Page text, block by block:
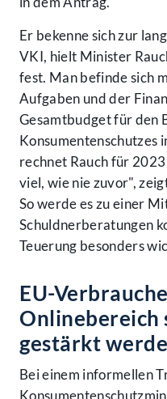
Er bekenne sich zur
VKI, hielt Minister
fest. Man befinde sich
Aufgaben und der
Gesamtbudget für den
Konsumentenschutzes
rechnet Rauch für
viel, wie nie zuvor",
So werde es zu einer
Schuldnerberatungen
Teuerung besonders
EU-
Onlinebereich
gestärkt
Bei einem informellen